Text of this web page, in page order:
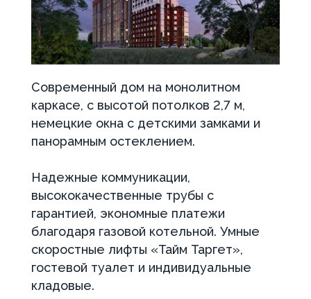
Современный дом на монолитном
каркасе, с высотой потолков 2,7 м,
немецкие окна с детскими замками и
панорамным остеклением.
Надежные коммуникации,
высококачественные трубы с
гарантией, экономные платежи
благодаря газовой котельной. Умные
скоростные лифты «Тайм Таргет»,
гостевой туалет и индивидуальные
кладовые.